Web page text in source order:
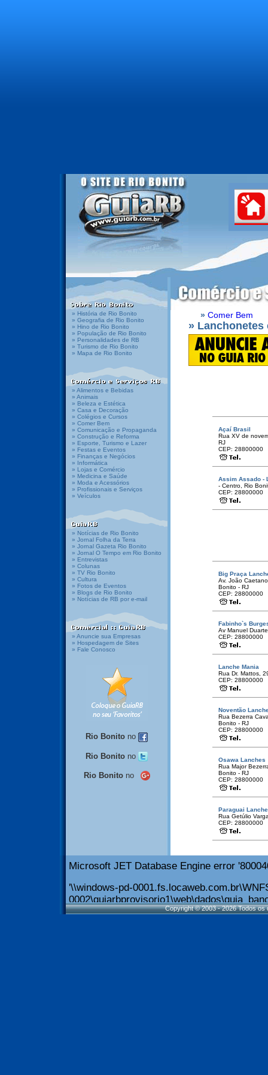
» História de Rio Bonito
» Geografia de Rio Bonito
» Hino de Rio Bonito
» População de Rio Bonito
» Personalidades de RB
» Turismo de Rio Bonito
» Mapa de Rio Bonito
» Alimentos e Bebidas
» Animais
» Beleza e Estética
» Casa e Decoração
» Colégios e Cursos
» Comer Bem
» Comunicação e Propaganda
» Construção e Reforma
» Esporte, Turismo e Lazer
» Festas e Eventos
» Finanças e Negócios
» Informática
» Lojas e Comércio
» Medicina e Saúde
» Moda e Acessórios
» Profissionais e Serviços
» Veículos
» Notícias de Rio Bonito
» Jornal Folha da Terra
» Jornal Gazeta Rio Bonito
» Jornal O Tempo em Rio Bonito
» Entrevistas
» Colunas
» TV Rio Bonito
» Cultura
» Fotos de Eventos
» Blogs de Rio Bonito
» Notícias de RB por e-mail
» Anuncie sua Empresas
» Hospedagem de Sites
» Fale Conosco
Rio Bonito no
Rio Bonito no
Rio Bonito no
» Comer Bem
» Lanchonetes
Açaí Brasil
Rua XV de
RJ
CEP: 28800000
Assim Assado -
- Centro, Rio
CEP: 28800000
Big Praça
Av. João
Bonito - RJ
CEP: 28800000
Fabinho`s
Av Manuel
CEP: 28800000
Lanche Mania
Rua Dr. Mattos,
CEP: 28800000
Noventão
Rua Bezerra
Bonito - RJ
CEP: 28800000
Osawa Lanches
Rua Major
Bonito - RJ
CEP: 28800000
Paraguai
Rua Getúlio
CEP: 28800000
Copyright © 2003 - 2026 Todos